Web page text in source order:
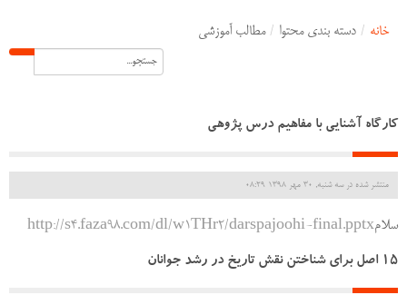
خانه / دسته بندی محتوا / مطالب آموزشی
کارگاه آشنایی با مفاهیم درس پژوهی
منتشر شده در سه شنبه, 30 مهر 1398 08:29
سلامhttp://s4.faza98.com/dl/w1THr2/darspajoohi-final.pptx
15 اصل برای شناختن نقش تاریخ در رشد جوانان